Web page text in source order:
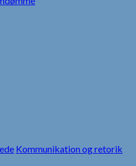
Kommunikation og retorik